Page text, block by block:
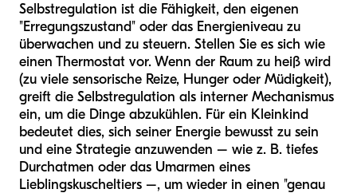
Selbstregulation ist die Fähigkeit, den eigenen
"Erregungszustand" oder das Energieniveau zu
überwachen und zu steuern. Stellen Sie es sich wie
einen Thermostat vor. Wenn der Raum zu heiß wird
(zu viele sensorische Reize, Hunger oder Müdigkeit),
greift die Selbstregulation als interner Mechanismus
ein, um die Dinge abzukühlen. Für ein Kleinkind
bedeutet dies, sich seiner Energie bewusst zu sein
und eine Strategie anzuwenden – wie z. B. tiefes
Durchatmen oder das Umarmen eines
Lieblingskuscheltiers –, um wieder in einen "genau